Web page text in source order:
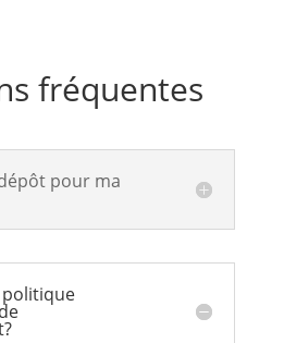
fréquentes
pour ma